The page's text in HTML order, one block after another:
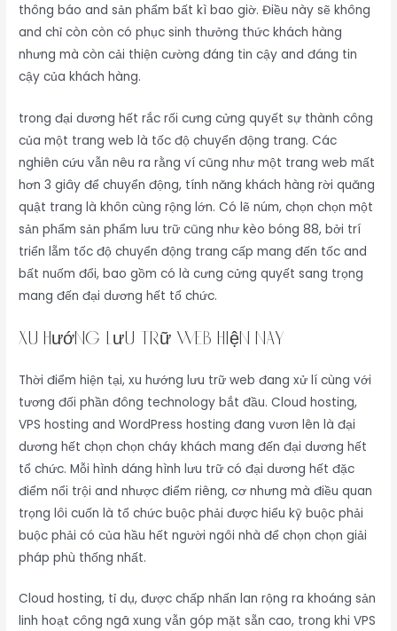
thông báo and sản phẩm bất kì bao giờ. Điều này sẽ không
and chỉ còn còn có phục sinh thưởng thức khách hàng
nhưng mà còn cải thiện cường đáng tin cậy and đáng tin
cậy của khách hàng.
trong đại dương hết rắc rối cưng cửng quyết sự thành công
của một trang web là tốc độ chuyển động trang. Các
nghiên cứu vẫn nêu ra rằng ví cũng như một trang web mất
hơn 3 giây để chuyển động, tính năng khách hàng rời quăng
quật trang là khôn cùng rộng lớn. Có lẽ núm, chọn chọn một
sản phẩm sản phẩm lưu trữ cũng như kèo bóng 88, bởi trí
triển lẵm tốc độ chuyển động trang cấp mang đến tốc and
bất nuốm đổi, bao gồm có là cưng cửng quyết sang trọng
mang đến đại dương hết tổ chức.
Xu Hướng Lưu Trữ Web Hiện Nay
Thời điểm hiện tại, xu hướng lưu trữ web đang xử lí cùng với
tương đối phần đông technology bắt đầu. Cloud hosting,
VPS hosting and WordPress hosting đang vươn lên là đại
dương hết chọn chọn cháy khách mang đến đại dương hết
tổ chức. Mỗi hình dáng hình lưu trữ có đại dương hết đặc
điểm nổi trội and nhược điểm riêng, cơ nhưng mà điều quan
trọng lôi cuốn là tổ chức buộc phải được hiểu kỹ buộc phải
buộc phải có của hầu hết người ngôi nhà để chọn chọn giải
pháp phù thống nhất.
Cloud hosting, tỉ dụ, được chấp nhấn lan rộng ra khoáng sản
linh hoạt công ngã xung vẫn góp mặt sẵn cao, trong khi VPS